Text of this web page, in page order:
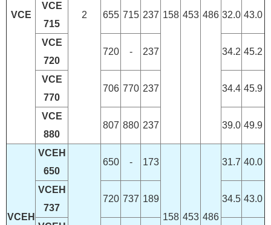
VCE 2 158 453 486
VCE
715
655 715 237 32.0 43.0
VCE
720
720 - 237 34.2 45.2
VCE
770
706 770 237 34.4 45.9
VCE
880
807 880 237 39.0 49.9
VCEH
VCEH
650
650 - 173
158 453 486
31.7 40.0
VCEH
737
720 737 189 34.5 43.0